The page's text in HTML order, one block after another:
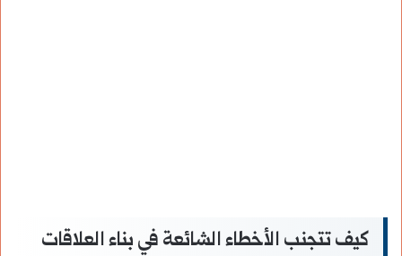
كيف تتجنب الأخطاء الشائعة في بناء العلاقات